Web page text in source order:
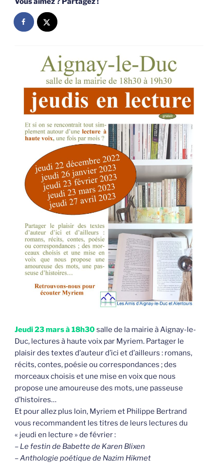
Jeudi 23 mars à 18h30salle de la mairie à Aignay-le-
Duc, lectures à haute voix par Myriem. Partager le
plaisir des textes d’auteur d’ici et d’ailleurs : romans,
récits, contes, poésie ou correspondances ; des
morceaux choisis et une mise en voix que nous
propose une amoureuse des mots, une passeuse
d’histoires…
Et pour allez plus loin, Myriem et Philippe Bertrand
vous recommandent les titres de leurs lectures du
« jeudi en lecture » de février :
– Le festin de Babette de Karen Blixen
– Anthologie poétique de Nazim Hikmet